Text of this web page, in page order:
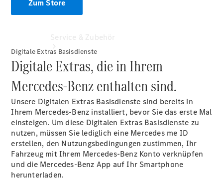
Servicetermin
buchen
Digitale
Extras
Unterwegs
Zum Store
Digitale Extras Basisdienste
Digitale Extras, die in Ihrem
Mercedes-Benz enthalten sind.
Unsere Digitalen Extras Basisdienste sind bereits in
Ihrem Mercedes-Benz installiert, bevor Sie das erste Mal
einsteigen. Um diese Digitalen Extras Basisdienste zu
nutzen, müssen Sie lediglich eine Mercedes me ID
erstellen, den Nutzungsbedingungen zustimmen, Ihr
Fahrzeug mit Ihrem Mercedes-Benz Konto verknüpfen
und die Mercedes-Benz App auf Ihr Smartphone
herunterladen.